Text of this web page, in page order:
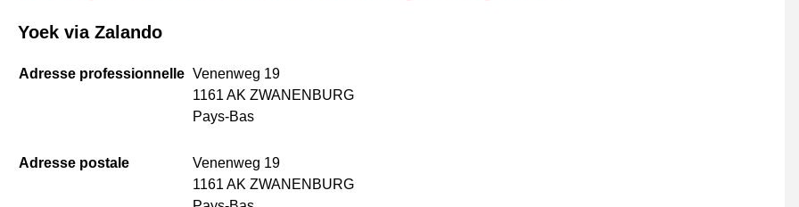
Yoek via Zalando
Adresse professionnelle Venenweg 19
1161 AK ZWANENBURG
Pays-Bas
Adresse postale
Venenweg 19
1161 AK ZWANENBURG